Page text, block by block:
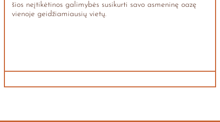
šios neįtikėtinos galimybės susikurti savo asmeninę oazę
vienoje geidžiamiausių vietų.